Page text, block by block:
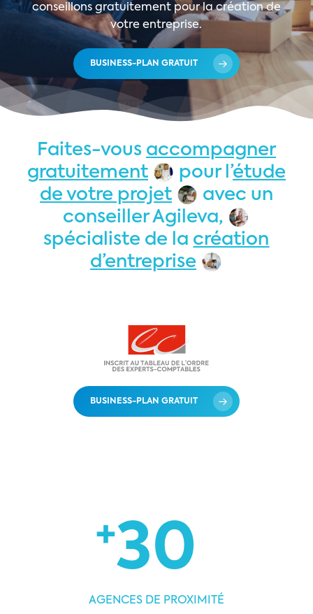
conseillons gratuitement pour la création de
votre entreprise.
BUSINESS-PLAN GRATUIT
Faites-vous accompagner
gratuitement
pour l’étude
de votre projet
avec un
conseiller Agileva,
spécialiste de la création
d’entreprise
BUSINESS-PLAN GRATUIT
+30
AGENCES DE PROXIMITÉ